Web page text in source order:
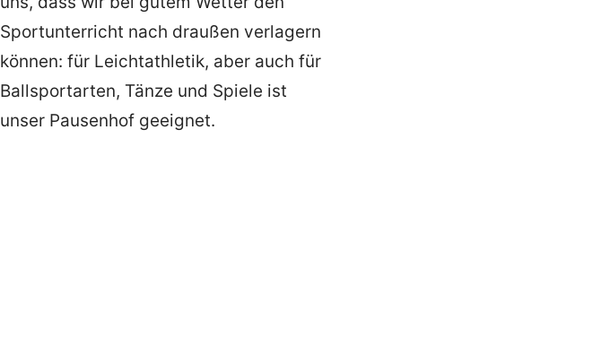
Sportunterricht nach draußen verlagern
können: für Leichtathletik, aber auch für
Ballsportarten, Tänze und Spiele ist
unser Pausenhof geeignet.